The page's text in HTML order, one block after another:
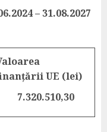
– 31.08.2027
UE (lei)